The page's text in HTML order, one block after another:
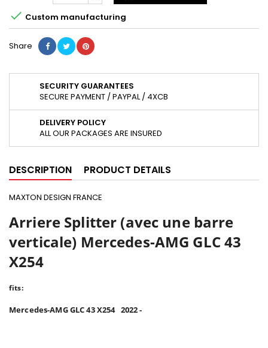
 Custom manufacturing
Share
SECURITY GUARANTEES
SECURE PAYMENT / PAYPAL / 4XCB
DELIVERY POLICY
ALL OUR PACKAGES ARE INSURED
DESCRIPTION PRODUCT DETAILS
MAXTON DESIGN FRANCE
Arriere Splitter (avec une barre
verticale) Mercedes-AMG GLC 43
X254
fits:
Mercedes-AMG GLC 43 X254 2022 -